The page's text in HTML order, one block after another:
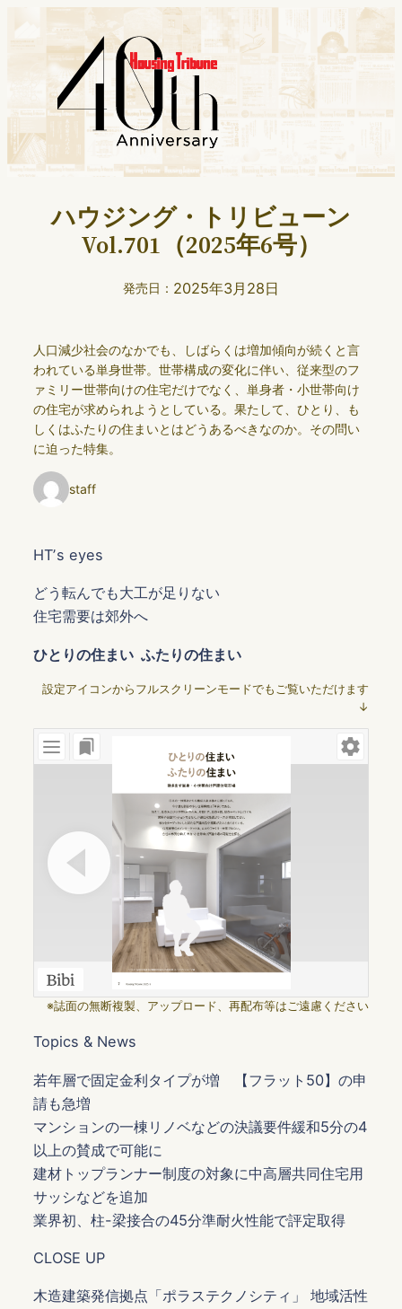
ハウジング・トリビューン
Vol.701（2025年6号）
発売日： 2025年3月28日
人口減少社会のなかでも、しばらくは増加傾向が続くと言
われている単身世帯。世帯構成の変化に伴い、従来型のフ
ァミリー世帯向けの住宅だけでなく、単身者・小世帯向け
の住宅が求められようとしている。果たして、ひとり、も
しくはふたりの住まいとはどうあるべきなのか。その問い
に迫った特集。
staff
HTʼs eyes
どう転んでも大工が足りない
住宅需要は郊外へ
ひとりの住まい ふたりの住まい
設定アイコンからフルスクリーンモードでもご覧いただけます
↓
※誌面の無断複製、アップロード、再配布等はご遠慮ください
Topics & News
若年層で固定金利タイプが増 【フラット50】の申
請も急増
マンションの一棟リノベなどの決議要件緩和5分の4
以上の賛成で可能に
建材トップランナー制度の対象に中高層共同住宅用
サッシなどを追加
業界初、柱-梁接合の45分準耐火性能で評定取得
CLOSE UP
木造建築発信拠点「ポラステクノシティ」 地域活性